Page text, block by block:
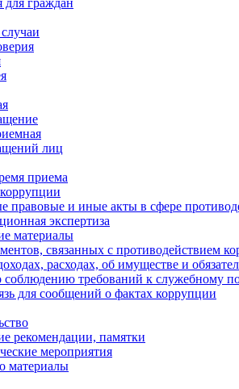
граждан
лиц
приема
правовые и иные акты в сфере
экспертиза
материалы
связанных с противодействием
расходах, об имуществе и
соблюдению требований к служебному
для сообщений о фактах коррупции
рекомендации, памятки
мероприятия
материалы